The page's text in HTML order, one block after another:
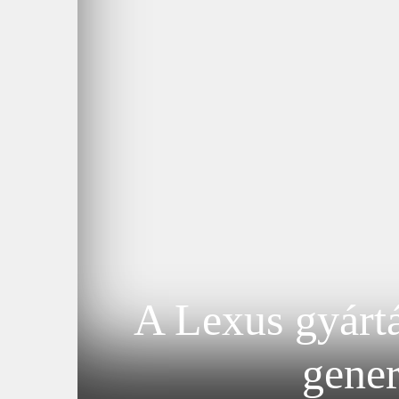
A Lexus